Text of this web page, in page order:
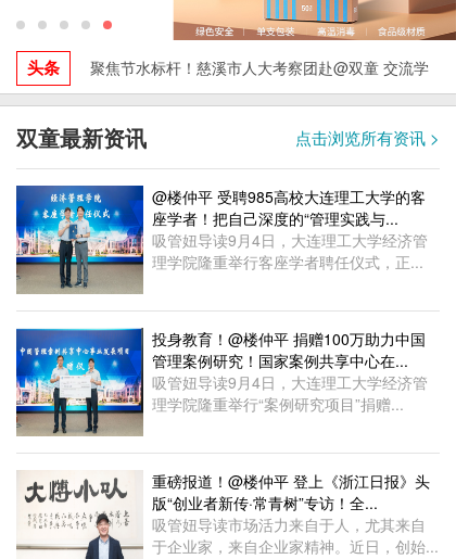
头条 聚焦节水标杆！慈溪市人大考察团赴@双童 交流学
习，探索水资源循环利用与绿色发展实践！
双童最新资讯 点击浏览所有资讯 >
@楼仲平 受聘985高校大连理工大学的客
座学者！把自己深度的“管理实践与...
吸管妞导读9月4日，大连理工大学经济管
理学院隆重举行客座学者聘任仪式，正...
投身教育！@楼仲平 捐赠100万助力中国
管理案例研究！国家案例共享中心在...
吸管妞导读9月4日，大连理工大学经济管
理学院隆重举行“案例研究项目”捐赠...
重磅报道！@楼仲平 登上《浙江日报》头
版“创业者新传·常青树”专访！全...
吸管妞导读市场活力来自于人，尤其来自
于企业家，来自企业家精神。近日，创始...